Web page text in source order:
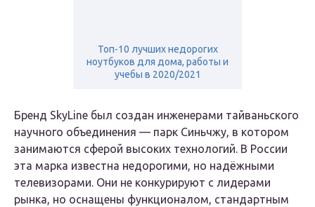
Топ-10 лучших недорогих
ноутбуков для дома, работы и
учебы в 2020/2021
Бренд SkyLine был создан инженерами тайваньского
научного объединения — парк Синьчжу, в котором
занимаются сферой высоких технологий. В России
эта марка известна недорогими, но надёжными
телевизорами. Они не конкурируют с лидерами
рынка, но оснащены функционалом, стандартным